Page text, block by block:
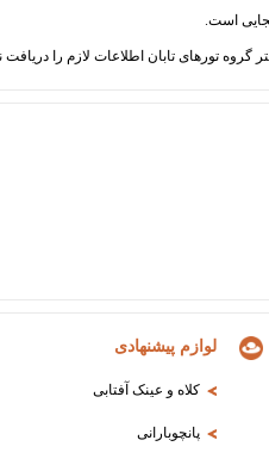
لوازم پیشنهادی
کلاه و عینک آفتابی
پانچوبارانی